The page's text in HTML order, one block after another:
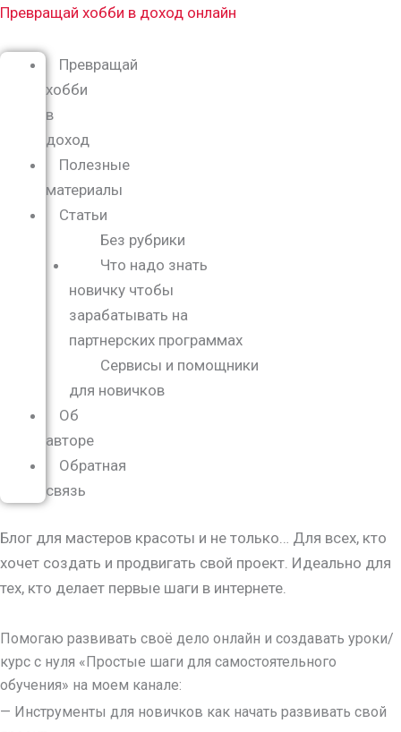
Перейти
содержимому
Превращай хобби в доход онлайн
Меню
Превращай
хобби
в
доход
Полезные
материалы
Статьи
Без рубрики
Что надо знать
новичку чтобы
зарабатывать на
партнерских программах
Сервисы и помощники
для новичков
Об
авторе
Обратная
связь
Блог для мастеров красоты и не только… Для всех, кто
хочет создать и продвигать свой проект. Идеально для
тех, кто делает первые шаги в интернете.
Помогаю развивать своё дело онлайн и создавать уроки/
курс с нуля «Простые шаги для самостоятельного
обучения» на моем канале:
— Инструменты для новичков как начать развивать свой